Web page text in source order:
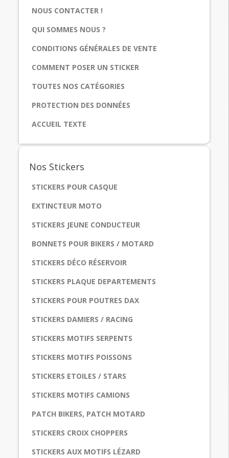
NOUS CONTACTER !
QUI SOMMES NOUS ?
CONDITIONS GÉNÉRALES DE VENTE
COMMENT POSER UN STICKER
TOUTES NOS CATÉGORIES
PROTECTION DES DONNÉES
ACCUEIL TEXTE
Nos Stickers
STICKERS POUR CASQUE
EXTINCTEUR MOTO
STICKERS JEUNE CONDUCTEUR
BONNETS POUR BIKERS / MOTARD
STICKERS DÉCO RÉSERVOIR
STICKERS PLAQUE DEPARTEMENTS
STICKERS POUR POUTRES DAX
STICKERS DAMIERS / RACING
STICKERS MOTIFS SERPENTS
STICKERS MOTIFS POISSONS
STICKERS ETOILES / STARS
STICKERS MOTIFS CAMIONS
PATCH BIKERS, PATCH MOTARD
STICKERS CROIX CHOPPERS
STICKERS AUX MOTIFS LÉZARD